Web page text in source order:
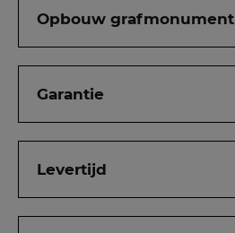
Opbouw grafmonument
Garantie
Levertijd